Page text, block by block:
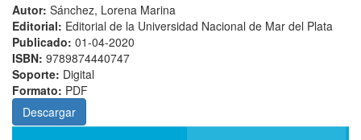
Autor: Sánchez, Lorena Marina
Editorial: Editorial de la Universidad Nacional de Mar del Plata
Publicado: 01-04-2020
ISBN: 9789874440747
Soporte: Digital
Formato: PDF
Descargar